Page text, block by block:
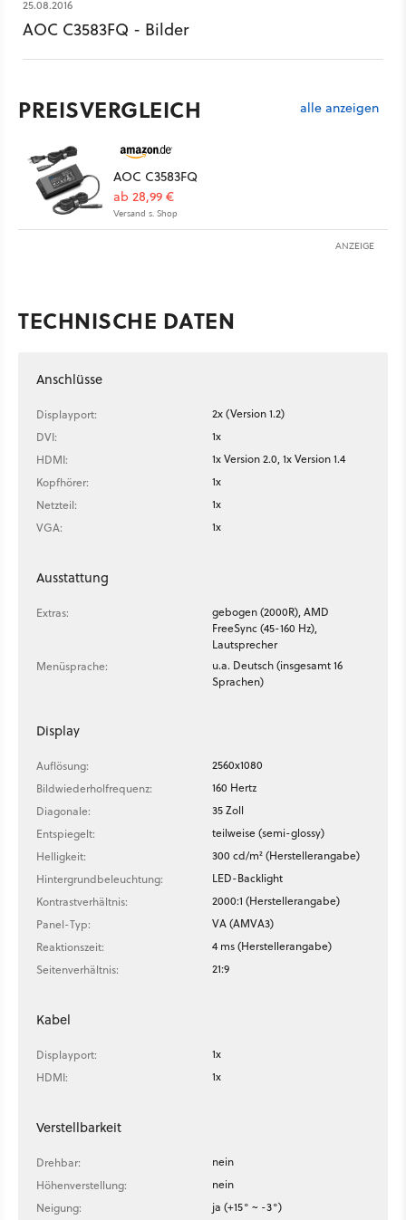
25.08.2016
AOC C3583FQ - Bilder
PREISVERGLEICH alle anzeigen
AOC C3583FQ
ab 28,99 €
Versand s. Shop
ANZEIGE
TECHNISCHE DATEN
Anschlüsse
Displayport:
2x (Version 1.2)
DVI:
1x
HDMI:
1x Version 2.0, 1x Version 1.4
Kopfhörer:
1x
Netzteil:
1x
VGA:
1x
Ausstattung
Extras:
gebogen (2000R), AMD
FreeSync (45-160 Hz),
Lautsprecher
Menüsprache:
u.a. Deutsch (insgesamt 16
Sprachen)
Display
Auflösung:
2560x1080
Bildwiederholfrequenz:
160 Hertz
Diagonale:
35 Zoll
Entspiegelt:
teilweise (semi-glossy)
Helligkeit:
300 cd/m² (Herstellerangabe)
Hintergrundbeleuchtung:
LED-Backlight
Kontrastverhältnis:
2000:1 (Herstellerangabe)
Panel-Typ:
VA (AMVA3)
Reaktionszeit:
4 ms (Herstellerangabe)
Seitenverhältnis:
21:9
Kabel
Displayport:
1x
HDMI:
1x
Verstellbarkeit
Drehbar:
nein
Höhenverstellung:
nein
Neigung:
ja (+15° ~ -3°)